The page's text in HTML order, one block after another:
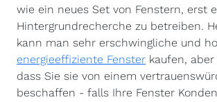
wie ein neues Set von Fenstern, erst
Hintergrundrecherche zu betreiben.
kann man sehr erschwingliche und
energieeffiziente Fenster kaufen,
dass Sie sie von einem
beschaffen - falls Ihre Fenster